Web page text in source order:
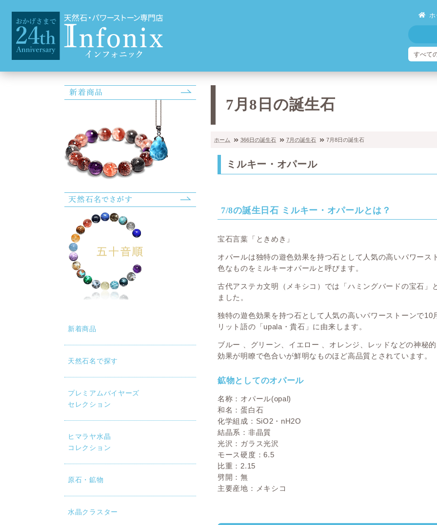
ホ
新着商品
天然石名で探す
プレミアムバイヤーズ
セレクション
ヒマラヤ水晶
コレクション
原石・鉱物
水晶クラスター
7月8日の誕生石
ホーム 366日の誕生石 7月の誕生石 7月8日の誕生石
ミルキー・オパール
7/8の誕生日石 ミルキー・オパールとは？
宝石言葉「ときめき」
オパールは独特の遊色効果を持つ石として人気の高いパワース
色なものをミルキーオパールと呼びます。
古代アステカ文明（メキシコ）では「ハミングバードの宝石」
ました。
独特の遊色効果を持つ石として人気の高いパワーストーンで10
リット語の「upala・貴石」に由来します。
ブルー 、グリーン、イエロー 、オレンジ、レッドなどの神秘
効果が明瞭で色合いが鮮明なものほど高品質とされています。
鉱物としてのオパール
名称：オパール(opal)
和名：蛋白石
化学組成：SiO2・nH2O
結晶系：非晶質
光沢：ガラス光沢
モース硬度：6.5
比重：2.15
劈開：無
主要産地：メキシコ